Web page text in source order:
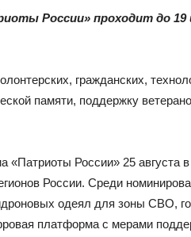
России» проходит до 19
гражданских,
памяти, поддержку
«Патриоты России» 25 августа в
России. Среди
одеял для зоны СВО,
платформа с мерами